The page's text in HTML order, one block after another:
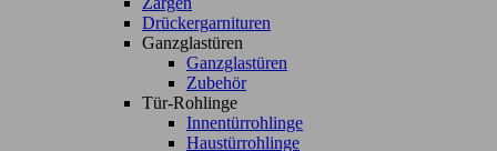
Drückergarnituren
Ganzglastüren
Ganzglastüren
Zubehör
Tür-Rohlinge
Innentürrohlinge
Haustürrohlinge